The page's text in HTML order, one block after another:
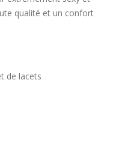
qualité et un confort
de lacets